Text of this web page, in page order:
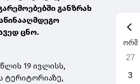
განზრახ
ცნო.
19 ივლისს,
ტერიტორიაზე,
ორშ
27
3